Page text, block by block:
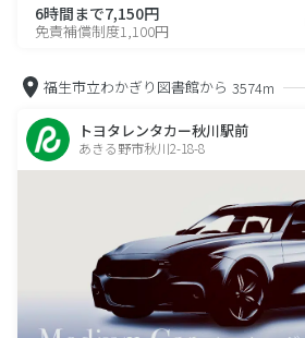
6時間まで7,150円
免責補償制度1,100円
福生市立わかぎり図書館から 3574m
トヨタレンタカー秋川駅前
あきる野市秋川2-18-8